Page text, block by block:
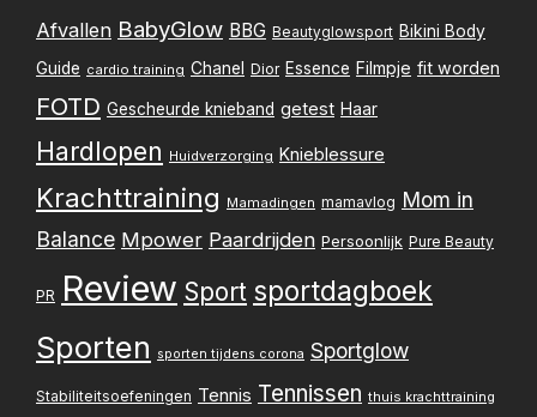
Afvallen BabyGlow BBG Beautyglowsport Bikini Body
Guide cardio training Chanel Dior Essence Filmpje fit worden
FOTD Gescheurde knieband getest Haar
Hardlopen Huidverzorging Knieblessure
Krachttraining Mamadingen mamavlog Mom in
Balance Mpower Paardrijden Persoonlijk Pure Beauty
PR Review Sport sportdagboek
Sporten sporten tijdens corona Sportglow
Stabiliteitsoefeningen Tennis Tennissen thuis krachttraining